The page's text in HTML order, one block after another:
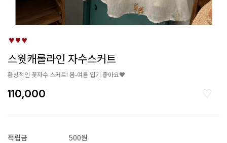
스윗캐롤라인 자수스커트
환상적인 꽃자수 스커트! 봄-여름 입기 좋아요♥
110,000
적립금
500원